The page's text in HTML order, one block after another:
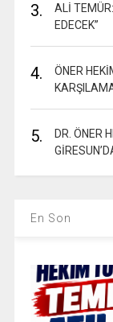
3.
ALİ
EDECEK”
4.
ÖNER
5.
DR. ÖNER
En Son